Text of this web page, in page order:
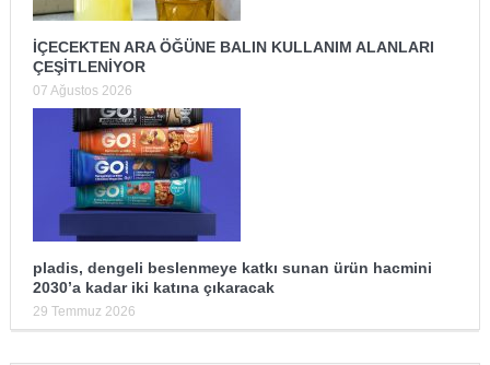
İÇECEKTEN ARA ÖĞÜNE BALIN KULLANIM ALANLARI
ÇEŞİTLENİYOR
07 Ağustos 2026
pladis, dengeli beslenmeye katkı sunan ürün hacmini
2030’a kadar iki katına çıkaracak
29 Temmuz 2026